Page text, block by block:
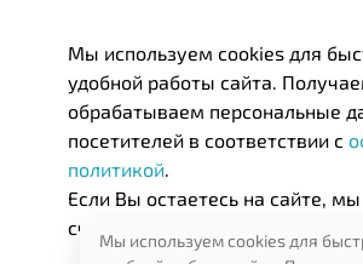
Мы используем cookies для
удобной работы сайта.
обрабатываем персональные
посетителей в соответствии с
политикой
Если Вы остаетесь на сайте,
считать, что Вас это устраивает.
Мы используем cookies для